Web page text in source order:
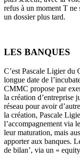
refus à un moment T
un dossier plus tard.
LES BANQUES
C’est Pascale Ligier du
longue date de
CMMC propose par
la création d’entreprise
réseau pour avoir
la création, Pascale
l’accompagnement via
leur maturation, mais
apporter aux banques.
de bilan’, via un «